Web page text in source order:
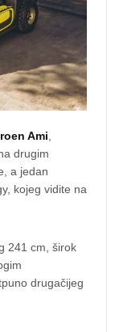
Ami
drugim
a jedan
kojeg vidite na
241 cm, širok
drugačijeg